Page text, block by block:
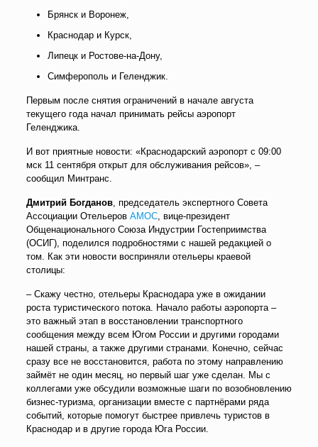
Брянск и Воронеж,
Краснодар и Курск,
Липецк и Ростове-на-Дону,
Симферополь и Геленджик.
Первым после снятия ограничений в начале августа
текущего года начал принимать рейсы аэропорт
Геленджика.
И вот приятные новости: «Краснодарский аэропорт с 09:00
мск 11 сентября открыт для обслуживания рейсов», –
сообщил Минтранс.
Дмитрий Богданов, председатель экспертного Совета
Ассоциации Отельеров АМОС, вице-президент
Общенационального Союза Индустрии Гостеприимства
(ОСИГ), поделился подробностями с нашей редакцией о
том. Как эти новости восприняли отельеры краевой
столицы:
– Скажу честно, отельеры Краснодара уже в ожидании
роста туристического потока. Начало работы аэропорта –
это важный этап в восстановлении транспортного
сообщения между всем Югом России и другими городами
нашей страны, а также другими странами. Конечно, сейчас
сразу все не восстановится, работа по этому направлению
займёт не один месяц, но первый шаг уже сделан. Мы с
коллегами уже обсудили возможные шаги по возобновлению
бизнес-туризма, организации вместе с партнёрами ряда
событий, которые помогут быстрее привлечь туристов в
Краснодар и в другие города Юга России.